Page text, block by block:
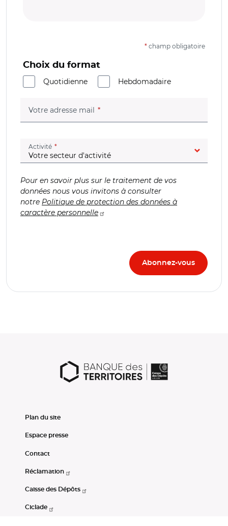
* champ obligatoire
Choix du format
Quotidienne
Hebdomadaire
Votre adresse mail (champ obligatoire)
Activité (champ obligatoire)
Pour en savoir plus sur le traitement de vos
données nous vous invitons à consulter
notre Politique de protection des données à
caractère personnelle
Plan du site
Espace presse
Contact
Réclamation
Caisse des Dépôts
Ciclade